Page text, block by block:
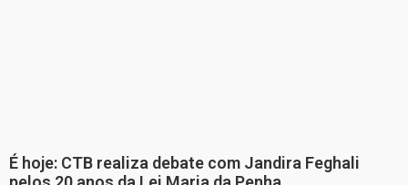
É hoje: CTB realiza debate com Jandira Feghali